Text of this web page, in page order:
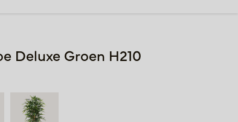
Deluxe Groen H210